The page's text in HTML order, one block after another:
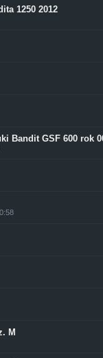
1250 2012
Bandit GSF 600 rok
M